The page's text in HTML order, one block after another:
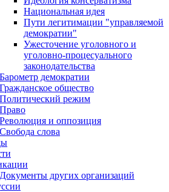
Национальная идея
Пути легитимации "управляемой
демократии"
Ужесточение уголовного и
уголовно-процесуального
законодательства
Барометр демократии
Гражданское общество
Политический режим
Право
Революция и оппозиция
Свобода слова
Документы других организаций